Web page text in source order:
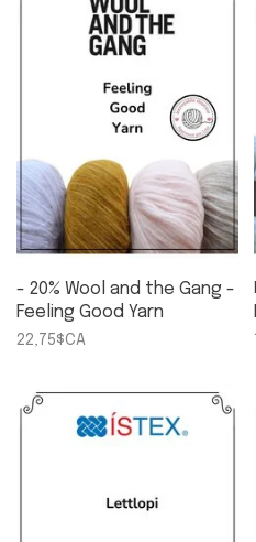
- 20% Wool and the Gang -
Feeling Good Yarn
22,75$CA